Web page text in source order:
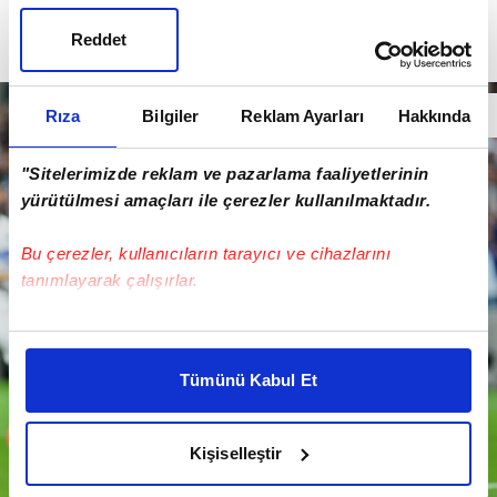
Rıza Bilgiler Reklam Ayarları Hakkında
"Sitelerimizde reklam ve pazarlama faaliyetlerinin
yürütülmesi amaçları ile çerezler kullanılmaktadır.
Bu çerezler, kullanıcıların tarayıcı ve cihazlarını
tanımlayarak çalışırlar.
Bu çerezlere izin vermeniz halinde sizlere özel
daha iyi reklam deneyimi yaşatabiliriz. Bunu yaparken
amacımızın size daha iyi bir reklam deneyimi sunmak
elimizden gelen çabayı gösterdiğimizi ve bu noktada,
Tümünü Kabul Et
Kişiselleştir
Reddet